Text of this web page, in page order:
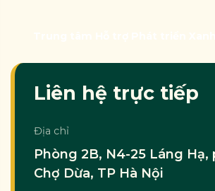
Liên hệ trực tiếp
Địa chỉ
Phòng 2B, N4-25 Láng Hạ,
Chợ Dừa, TP Hà Nội